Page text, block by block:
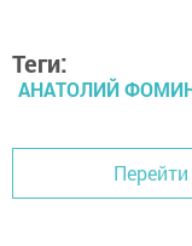
Теги:
АНАТОЛИЙ